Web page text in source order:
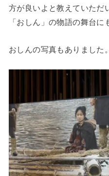
方が良いよと教えていただ
「おしん」の物語の舞台に
おしんの写真もありました